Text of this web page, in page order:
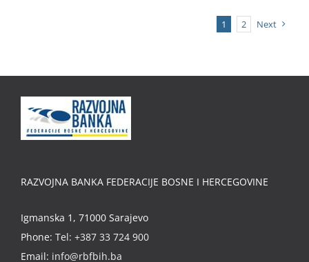
1 2 Next
RAZVOJNA BANKA FEDERACIJE BOSNE I HERCEGOVINE
Igmanska 1, 71000 Sarajevo
Phone: Tel: +387 33 724 900
Email: info@rbfbih.ba